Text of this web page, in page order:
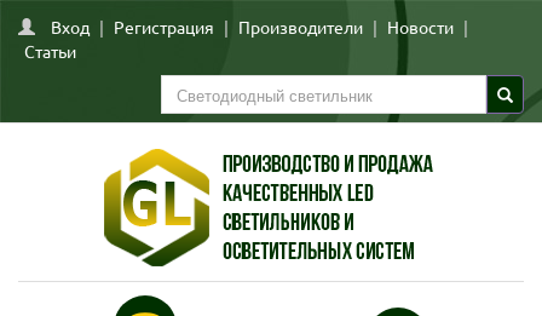
Вход | Регистрация | Производители | Новости |
Статьи